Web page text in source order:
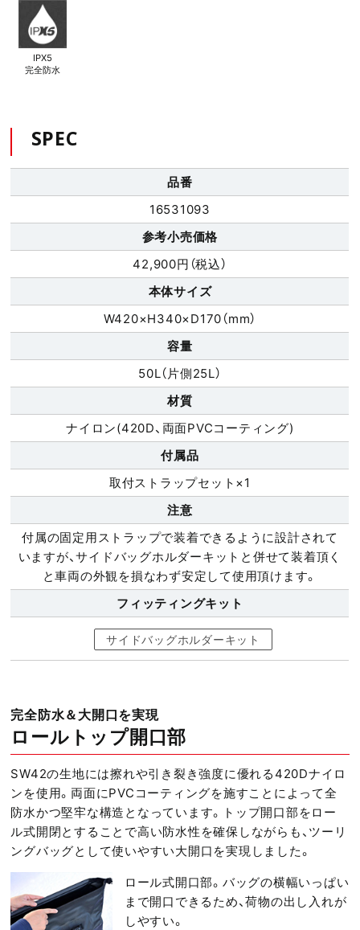
IPX5
完全防水
SPEC
品番
16531093
参考小売価格
42,900円（税込）
本体サイズ
W420×H340×D170（mm）
容量
50L（片側25L）
材質
ナイロン(420D、両面PVCコーティング)
付属品
取付ストラップセット×1
注意
付属の固定用ストラップで装着できるように設計されて
いますが、サイドバッグホルダーキットと併せて装着頂く
と車両の外観を損なわず安定して使用頂けます。
フィッティングキット
サイドバッグホルダーキット
完全防水＆大開口を実現
ロールトップ開口部
SW42の生地には擦れや引き裂き強度に優れる420Dナイロ
ンを使用。両面にPVCコーティングを施すことによって全
防水かつ堅牢な構造となっています。トップ開口部をロー
ル式開閉とすることで高い防水性を確保しながらも、ツーリ
ングバッグとして使いやすい大開口を実現しました。
ロール式開口部。バッグの横幅いっぱい
まで開口できるため、荷物の出し入れが
しやすい。